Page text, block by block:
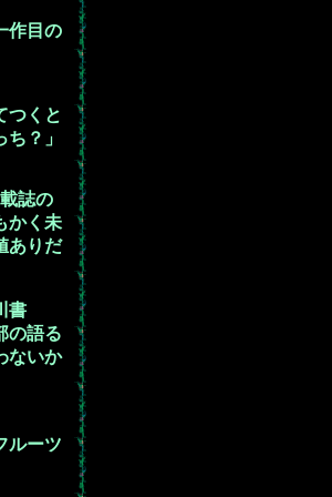
作目の
つくと
？」
誌の
かく未
ありだ
書
の語る
ないか
ルーツ